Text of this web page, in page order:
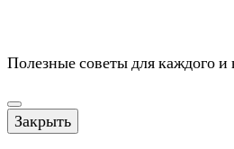
Полезные советы для каждого
Закрыть